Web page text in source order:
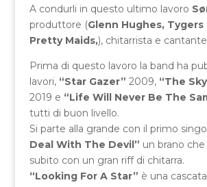
A condurli in questo ultimo lavoro
produttore (Glenn Hughes, Tygers
Pretty Maids,), chitarrista e
Prima di questo lavoro la band ha
lavori, “Star Gazer” 2009, “The
2019 e “Life Will Never Be The
tutti di buon livello.
Si parte alla grande con il primo
Deal With The Devil” un brano
subito con un gran riff di chitarra.
“Looking For A Star” è una